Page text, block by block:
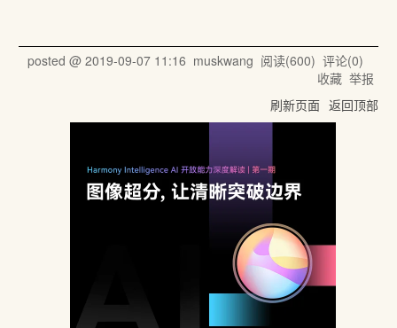
posted @ 2019-09-07 11:16 muskwang 阅读(600) 评论(0)
收藏 举报
刷新页面 返回顶部